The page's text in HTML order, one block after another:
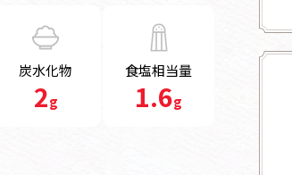
炭水化物
2g
食塩相当量
1.6g